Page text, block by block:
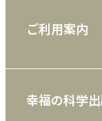
雑誌
ご利用案内
利用
幸福の科学